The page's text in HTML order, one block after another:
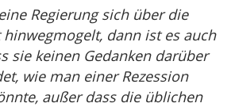
Regierung sich über die
dann ist es auch
sie keinen Gedanken darüber
wie man einer Rezession
außer dass die üblichen